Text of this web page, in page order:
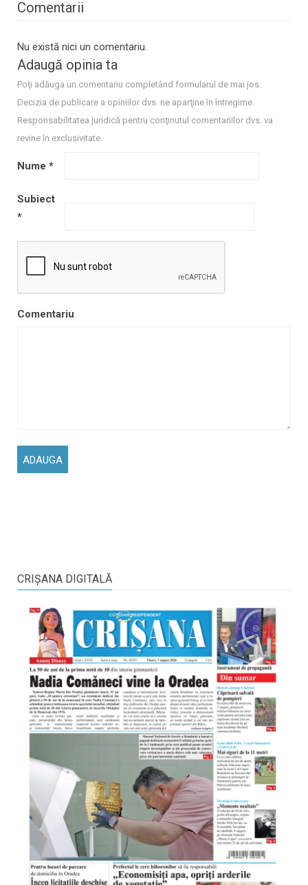
Comentarii
Nu există nici un comentariu.
Adaugă opinia ta
Poţi adăuga un comentariu completând formularul de mai jos.
Decizia de publicare a opiniilor dvs. ne aparţine în întregime.
Responsabilitatea juridică pentru conţinutul comentariilor dvs. va
revine în exclusivitate.
Nume *
Subiect
*
Comentariu
CRIŞANA DIGITALĂ